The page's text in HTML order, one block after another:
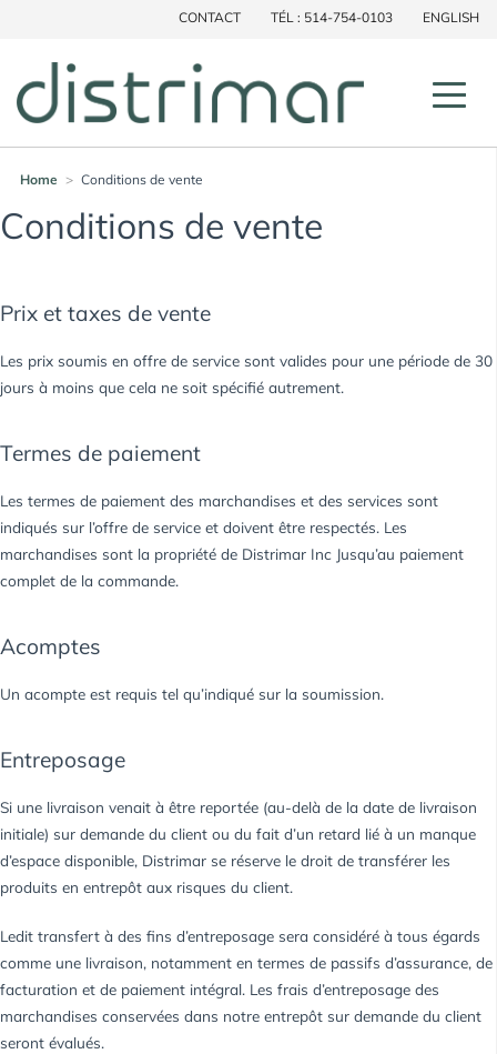
CONTACT TÉL : 514-754-0103 ENGLISH
Home > Conditions de vente
Conditions de vente
Prix et taxes de vente
Les prix soumis en offre de service sont valides pour une période de 30
jours à moins que cela ne soit spécifié autrement.
Termes de paiement
Les termes de paiement des marchandises et des services sont
indiqués sur l’offre de service et doivent être respectés. Les
marchandises sont la propriété de Distrimar Inc Jusqu’au paiement
complet de la commande.
Acomptes
Un acompte est requis tel qu’indiqué sur la soumission.
Entreposage
Si une livraison venait à être reportée (au-delà de la date de livraison
initiale) sur demande du client ou du fait d’un retard lié à un manque
d’espace disponible, Distrimar se réserve le droit de transférer les
produits en entrepôt aux risques du client.
Ledit transfert à des fins d’entreposage sera considéré à tous égards
comme une livraison, notamment en termes de passifs d’assurance, de
facturation et de paiement intégral. Les frais d’entreposage des
marchandises conservées dans notre entrepôt sur demande du client
seront évalués.